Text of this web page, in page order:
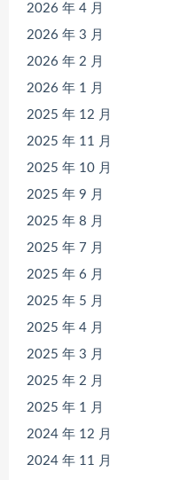
2026 年 4 月
2026 年 3 月
2026 年 2 月
2026 年 1 月
2025 年 12 月
2025 年 11 月
2025 年 10 月
2025 年 9 月
2025 年 8 月
2025 年 7 月
2025 年 6 月
2025 年 5 月
2025 年 4 月
2025 年 3 月
2025 年 2 月
2025 年 1 月
2024 年 12 月
2024 年 11 月